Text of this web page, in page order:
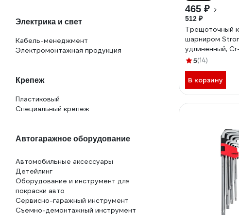
Электрика и свет
Кабель-менеджмент
Электромонтажная продукция
Крепеж
Пластиковый
Специальный крепеж
Автогаражное оборудование
Автомобильные аксессуары
Детейлинг
Оборудование и инструмент для
покраски авто
Сервисно-гаражный инструмент
Съемно-демонтажный инструмент
465 ₽
512 ₽
Трещоточный
шарниром
удлиненный,
мм стп-
5(14)
В корзину